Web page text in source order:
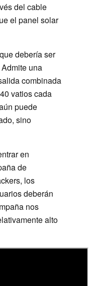
del cable
el panel solar
debería ser
una
combinada
vatios cada
puede
sino
en
de
los
deberán
nos
alto